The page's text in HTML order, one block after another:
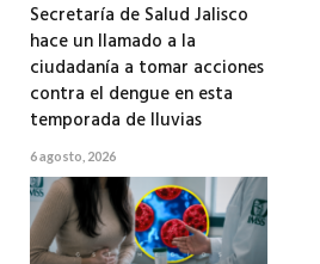
Secretaría de Salud Jalisco
hace un llamado a la
ciudadanía a tomar acciones
contra el dengue en esta
temporada de lluvias
6 agosto, 2026